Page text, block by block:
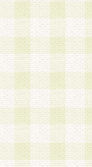
、成年被後見人、被
の法定代理人の同
、義務教育学齢に該
社が別途定める方法
ものとします。
録希望者本人が行う
のとします。
に同意の後、当社指
する必要事項を入
、会員登録を承認し
るためのログイン